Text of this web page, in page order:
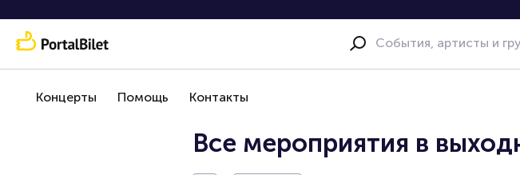
Концерты Помощь Контакты
Все мероприятия в